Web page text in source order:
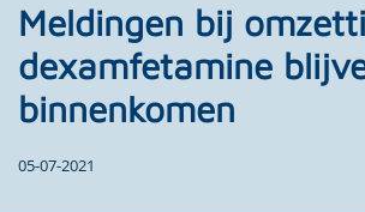
Meldingen bij
dexamfetamine
binnenkomen
05-07-2021